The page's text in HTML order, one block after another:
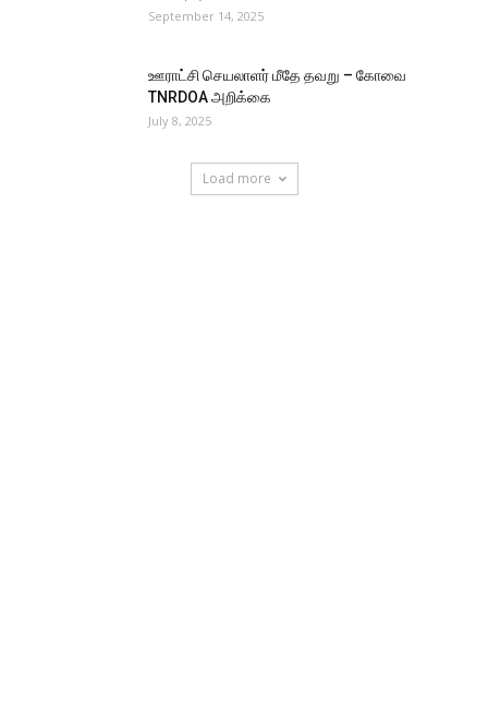
September 14, 2025
ஊராட்சி செயலாளர் மீதே தவறு – கோவை
TNRDOA அறிக்கை
July 8, 2025
Load more